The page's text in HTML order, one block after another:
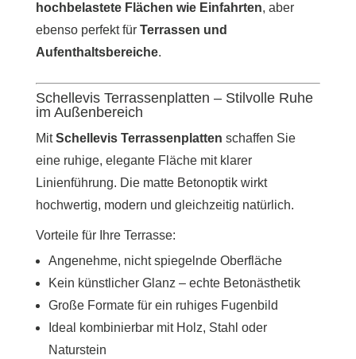
hochbelastete Flächen wie Einfahrten, aber
ebenso perfekt für Terrassen und
Aufenthaltsbereiche.
Schellevis Terrassenplatten – Stilvolle Ruhe
im Außenbereich
MitSchellevis Terrassenplatten schaffen Sie
eine ruhige, elegante Fläche mit klarer
Linienführung. Die matte Betonoptik wirkt
hochwertig, modern und gleichzeitig natürlich.
Vorteile für Ihre Terrasse:
Angenehme, nicht spiegelnde Oberfläche
Kein künstlicher Glanz – echte Betonästhetik
Große Formate für ein ruhiges Fugenbild
Ideal kombinierbar mit Holz, Stahl oder
Naturstein